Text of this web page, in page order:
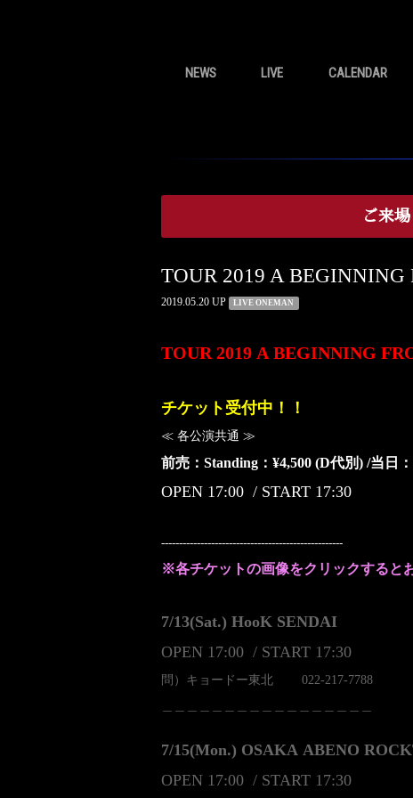
NEWS LIVE CALENDAR
ご来
TOUR 2019 A
2019.05.20 UP LIVE ONEMAN
TOUR 2019 A BEGINNING
チケット受付中！！
≪ 各公演共通 ≫
前売：Standing：¥4,500 (D代別) /当日：
OPEN 17:00 / START 17:30
---------------------------------------------------
※各チケットの画像をクリックすると
7/13(Sat.) HooK SENDAI
OPEN 17:00 / START 17:30
問）キョードー東北 022-217-7788
7/15(Mon.) OSAKA ABENO
OPEN 17:00 / START 17:30